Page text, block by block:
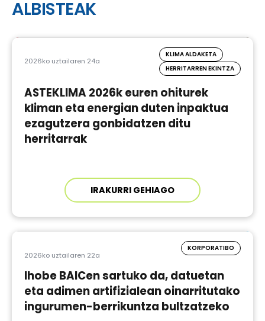
ALBISTEAK
2026ko uztailaren 24a
KLIMA ALDAKETA
HERRITARREN EKINTZA
ASTEKLIMA 2026k euren ohiturek
kliman eta energian duten inpaktua
ezagutzera gonbidatzen ditu
herritarrak
IRAKURRI GEHIAGO
2026ko uztailaren 22a
KORPORATIBO
Ihobe BAICen sartuko da, datuetan
eta adimen artifizialean oinarritutako
ingurumen-berrikuntza bultzatzeko